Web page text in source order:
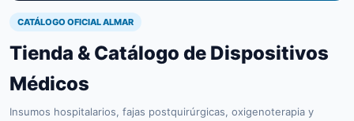
CATÁLOGO OFICIAL ALMAR
Tienda & Catálogo de Dispositivos
Médicos
Insumos hospitalarios, fajas postquirúrgicas, oxigenoterapia y